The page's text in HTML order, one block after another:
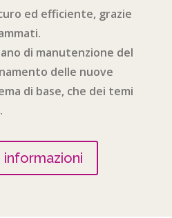
ed efficiente, grazie
di manutenzione del
delle nuove
di base, che dei temi
informazioni